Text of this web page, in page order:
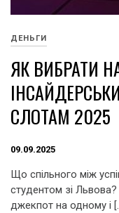
ДЕНЬГИ
ЯК ВИБРАТИ
СЛОТАМ 2025
09.09.2025
Що спільного між
студентом зі
джекпот на одному і